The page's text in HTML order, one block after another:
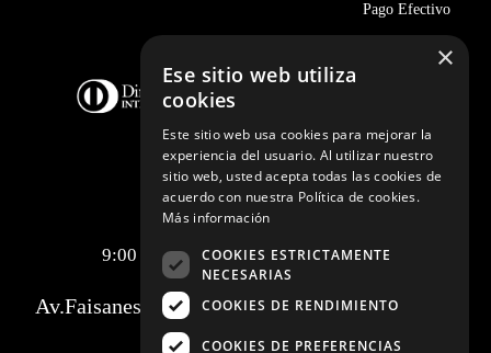
Pago Efectivo
Telf.:+51 989 174 974
info@johnholden.com.pe
9:00 am a 6:00 pm de lunes a viernes
Av.Faisanes 420 , Urb. La Campiña , Chorrillos
×
Ese sitio web utiliza
cookies
Este sitio web usa cookies para mejorar la
experiencia del usuario. Al utilizar nuestro
sitio web, usted acepta todas las cookies de
acuerdo con nuestra Política de cookies.
Más información
COOKIES ESTRICTAMENTE
NECESARIAS
COOKIES DE RENDIMIENTO
COOKIES DE PREFERENCIAS